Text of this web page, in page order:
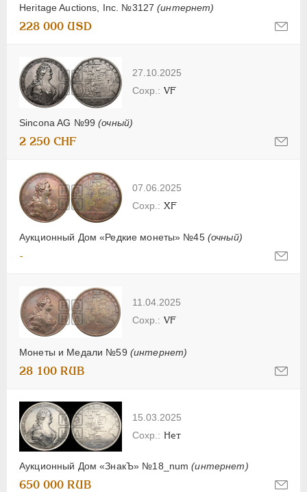
Heritage Auctions, Inc. №3127(интернет)
228 000 USD
27.10.2025
Sincona AG №99(очный)
VF
2 250 CHF
07.06.2025
Аукционный Дом «Редкие монеты» №45 (очный)
XF
-
11.04.2025
Монеты и Медали №59 (интернет)
VF
28 100 RUB
15.03.2025
Аукционный Дом «ЗнакЪ» №18_num(интернет)
Нет
650 000 RUB